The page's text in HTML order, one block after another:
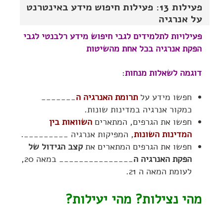
פעילות 13: פעילות חיפוש מידע באינטרנט
על אנרגיה
פעילויות לתלמידים לגבי חיפוש מידע רלבנטי לגבי
הפקת אנרגיה בכל אחת מהשיטות
דוגמה לשאלות מנחות:
חפשו מידע על תרומת האנרגיה ה_______
כמקור אנרגיה במדינות שונות.
חפשו את הגרפים, המתארים השוואות בין
המדינות השונות, המפיקות אנרגיה _________.
חפשו את הגרפים המתארים את קצב הגידול של
הפקת האנרגיה ה
_______________ במאה 20,
לעומת המאה ה 21.
מהי נצילות? מהי יעילות?